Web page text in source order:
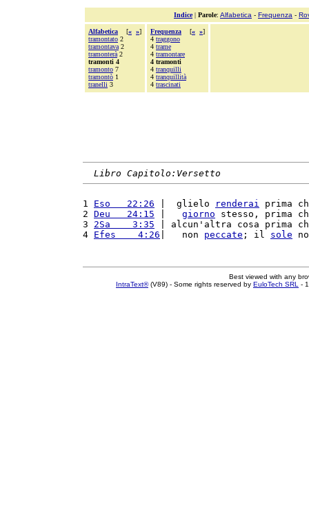
Indice| Parole: Alfabetica - Frequenza -
Alfabetica [« »]
tramontato 2
tramontava 2
tramonterà 2
tramonti 4
tramonto 7
tramontò 1
tranelli 3
Frequenza [« »]
4 traggono
4 trame
4 tramontare
4 tramonti
4 tranquilli
4 tranquillità
4 trascinati
Libro Capitolo:Versetto
1 Eso   22:26 |  glielo renderai prima
2 Deu   24:15 giorno stesso, prima
3 2Sa    3:35 | alcun'altra cosa prima
4 Efes    4:26 |   non peccate ; il sole
Best viewed with any
IntraText®(V89) - Some rights reserved by EuloTech SRL -